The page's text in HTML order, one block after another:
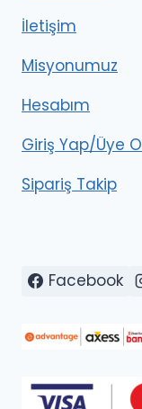
İletişim
Misyonumuz
Hesabım
Giriş Yap/Üye
Sipariş Takip
Facebook